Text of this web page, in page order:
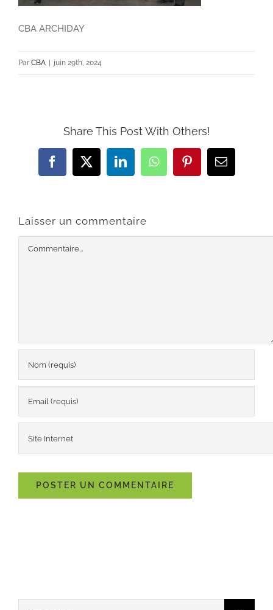
CBA ARCHIDAY
Par CBA | juin 29th, 2024
Share This Post With Others!
Facebook
X LinkedInWhatsAppPinterestEmail
Laisser un commentaire
Commentaire